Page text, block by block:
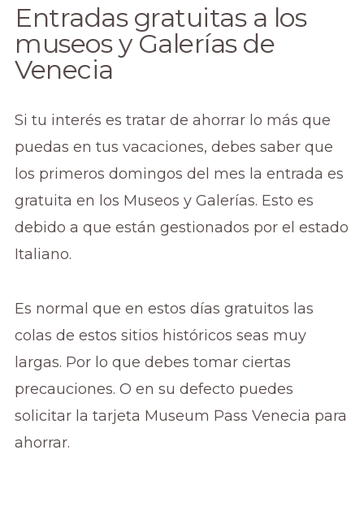
Entradas gratuitas a los
museos y Galerías de
Venecia
Si tu interés es tratar de ahorrar lo más que
puedas en tus vacaciones, debes saber que
los primeros domingos del mes la entrada es
gratuita en los Museos y Galerías. Esto es
debido a que están gestionados por el estado
Italiano.
Es normal que en estos días gratuitos las
colas de estos sitios históricos seas muy
largas. Por lo que debes tomar ciertas
precauciones. O en su defecto puedes
solicitar la tarjeta Museum Pass Venecia para
ahorrar.